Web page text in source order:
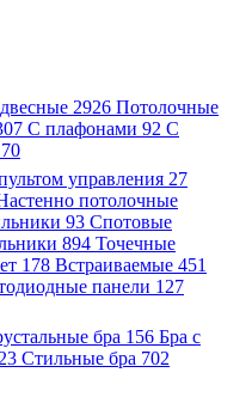
2926 Потолочные
С плафонами 92 С
70
управления 27
потолочные
93 Спотовые
894 Точечные
178 Встраиваемые 451
панели 127
бра 156 Бра с
Стильные бра 702